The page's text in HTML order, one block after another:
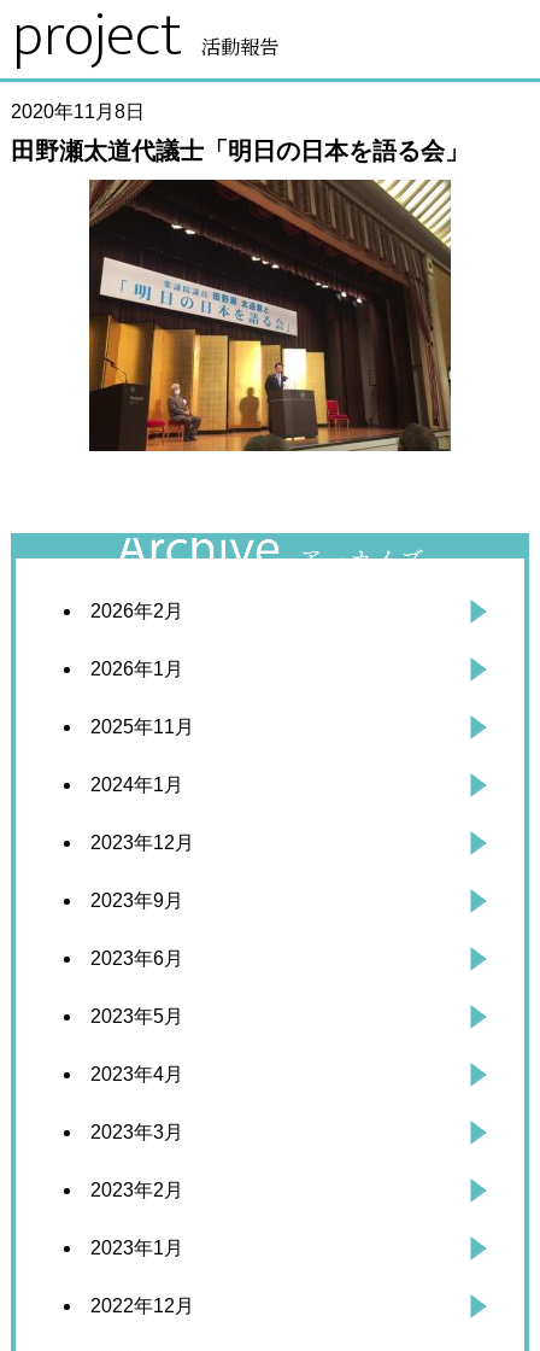
project 活動報告
2020年11月8日
田野瀬太道代議士「明日の日本を語る会」
2026年2月
2026年1月
2025年11月
2024年1月
2023年12月
2023年9月
2023年6月
2023年5月
2023年4月
2023年3月
2023年2月
2023年1月
2022年12月